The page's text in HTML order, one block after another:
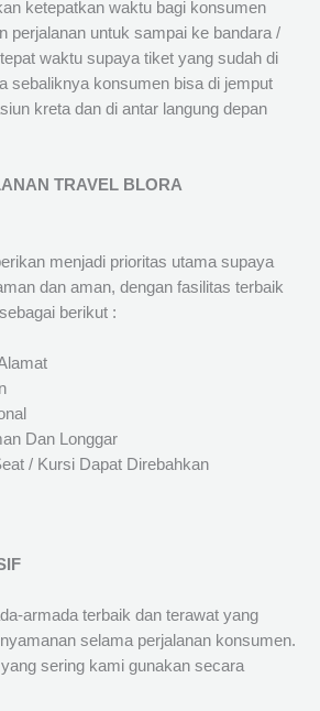
ketepatkan waktu bagi konsumen
perjalanan untuk sampai ke bandara /
waktu supaya tiket yang sudah di
sebaliknya konsumen bisa di jemput
kreta dan di antar langung depan
TRAVEL BLORA
menjadi prioritas utama supaya
dan aman, dengan fasilitas terbaik
berikut :
Dan Longgar
/ Kursi Dapat Direbahkan
armada terbaik dan terawat yang
selama perjalanan konsumen.
sering kami gunakan secara